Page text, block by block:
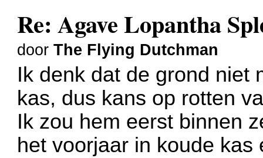
Re: Agave Lopantha
doorThe Flying Dutchman
Ik denk dat de grond niet
kas, dus kans op rotten
Ik zou hem eerst binnen
het voorjaar in koude kas